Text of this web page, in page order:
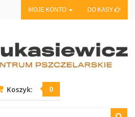
MOJE KONTO DO KASY
Koszyk: 0